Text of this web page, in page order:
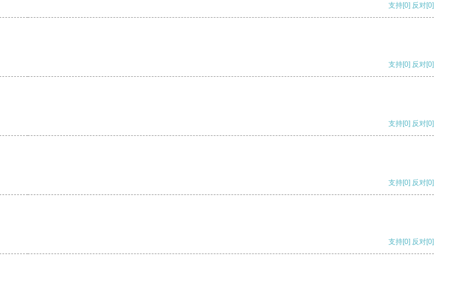
支持[0] 反对[0]
支持[0] 反对[0]
支持[0] 反对[0]
支持[0] 反对[0]
支持[0] 反对[0]